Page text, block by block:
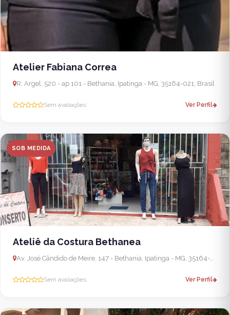
Atelier Fabiana Correa
R. Argel, 520 - ap 101 - Bethania, Ipatinga - MG, 35164-021, Brasil
Sem avaliações Ver Perfil
SOB MEDIDA
Ateliê da Costura Bethanea
Av. José Cândido de Meire, 147 - Bethania, Ipatinga - MG, 35164-068, Brasil - Caratinga
Sem avaliações Ver Perfil